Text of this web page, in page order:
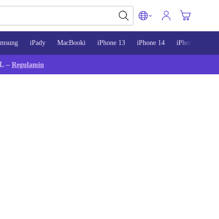
iPady MacBooki iPhone 13 iPhone 14 iPhone 15
– Regulamin